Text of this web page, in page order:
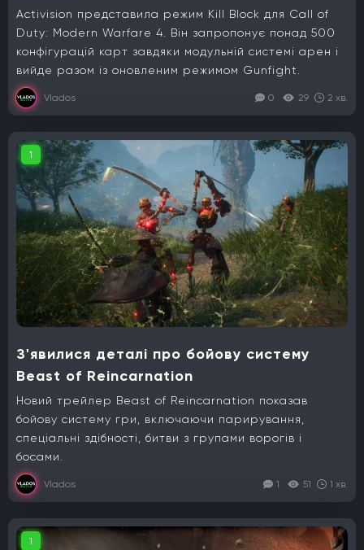
Activision представила режим Kill Block для Call of
Duty: Modern Warfare 4. Він запропонує понад 500
конфігурацій карт завдяки модульній системі арен і
вийде разом із оновленим режимом Gunfight.
Vlados 0 29 2 хв.
1
З'явилися деталі про бойову систему
Beast of Reincarnation
Новий трейлер Beast of Reincarnation показав
бойову систему гри, включаючи парирування,
спеціальні здібності, битви з групами ворогів і
босами.
Vlados 1 51 1 хв.
1